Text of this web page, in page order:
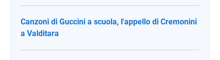
Canzoni di Guccini a scuola, l'appello di Cremonini
a Valditara